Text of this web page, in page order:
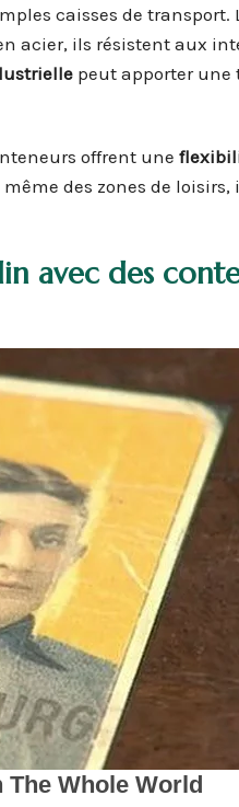
caisses de transport.
acier, ils résistent aux
peut apporter une
offrent une
des zones de
avec des